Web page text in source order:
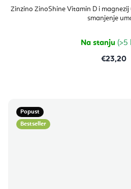
Zinzino ZinoShine Vitamin D i
smanjenje
Na stanju (>5
€23,20
Popust
Bestseller